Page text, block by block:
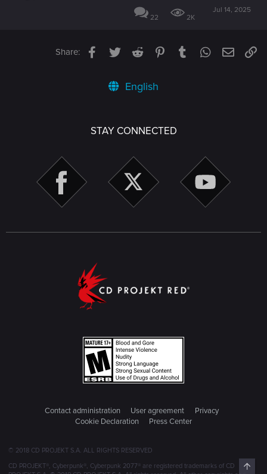
22 2K
Jul 14, 2025
Share: Facebook
TwitterReddit PinterestTumblrWhatsApp
Email
English
STAY CONNECTED
Contact administration User agreement
Privacy
Cookie Declaration
Press Center
© 2018 CD PROJEKT S.A. ALL RIGHTS RESERVED
CD PROJEKT®, Cyberpunk®, Cyberpunk 2077® are registered trademarks of CD
Top